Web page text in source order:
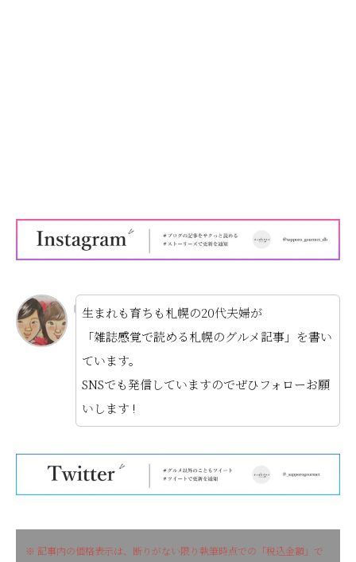
生まれも育ちも札幌の20代夫婦が
「雑誌感覚で読める札幌のグルメ記事」を書い
ています。
SNSでも発信していますのでぜひフォローお願
いします !
※ 記事内の価格表示は、断りがない限り執筆時点での「税込金額」で